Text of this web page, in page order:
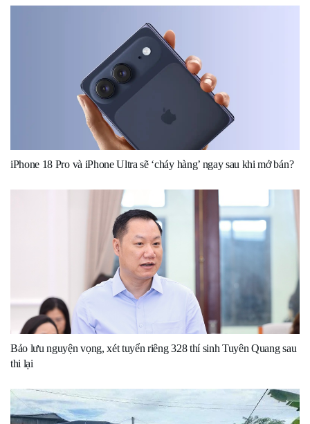
iPhone 18 Pro và iPhone Ultra sẽ ‘cháy hàng’ ngay sau khi mở bán?
Bảo lưu nguyện vọng, xét tuyển riêng 328 thí sinh Tuyên Quang sau
thi lại